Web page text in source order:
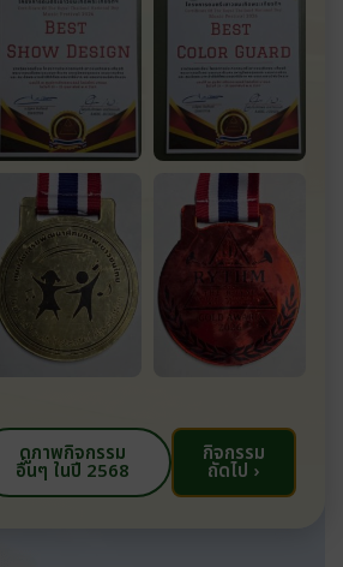
ดูภาพกิจกรรม
อื่นๆ ในปี 2568
กิจกรรม
ถัดไป ›